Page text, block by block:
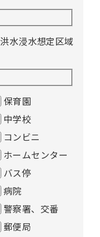
洪水浸水想定区域
保育園
中学校
コンビニ
ホームセンター
バス停
病院
警察署、交番
郵便局